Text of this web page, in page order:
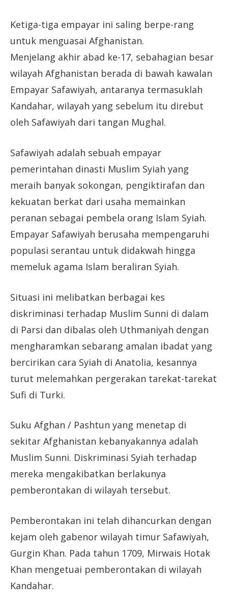
Ketiga-tiga empayar ini saling berpe-rang
untuk menguasai Afghanistan.
Menjelang akhir abad ke-17, sebahagian besar
wilayah Afghanistan berada di bawah kawalan
Empayar Safawiyah, antaranya termasuklah
Kandahar, wilayah yang sebelum itu direbut
oleh Safawiyah dari tangan Mughal.
Safawiyah adalah sebuah empayar
pemerintahan dinasti Muslim Syiah yang
meraih banyak sokongan, pengiktirafan dan
kekuatan berkat dari usaha memainkan
peranan sebagai pembela orang Islam Syiah.
Empayar Safawiyah berusaha mempengaruhi
populasi serantau untuk didakwah hingga
memeluk agama Islam beraliran Syiah.
Situasi ini melibatkan berbagai kes
diskriminasi terhadap Muslim Sunni di dalam
di Parsi dan dibalas oleh Uthmaniyah dengan
mengharamkan sebarang amalan ibadat yang
bercirikan cara Syiah di Anatolia, kesannya
turut melemahkan pergerakan tarekat-tarekat
Sufi di Turki.
Suku Afghan / Pashtun yang menetap di
sekitar Afghanistan kebanyakannya adalah
Muslim Sunni. Diskriminasi Syiah terhadap
mereka mengakibatkan berlakunya
pemberontakan di wilayah tersebut.
Pemberontakan ini telah dihancurkan dengan
kejam oleh gabenor wilayah timur Safawiyah,
Gurgin Khan. Pada tahun 1709, Mirwais Hotak
Khan mengetuai pemberontakan di wilayah
Kandahar.